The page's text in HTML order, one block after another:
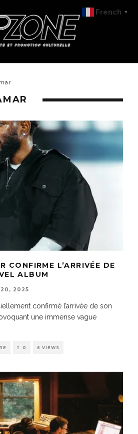
CONFIRME L’ARRIVÉE DE
ALBUM
20, 2025
confirmé l’arrivée de son
une immense vague
0 6 VIEWS
French ▼